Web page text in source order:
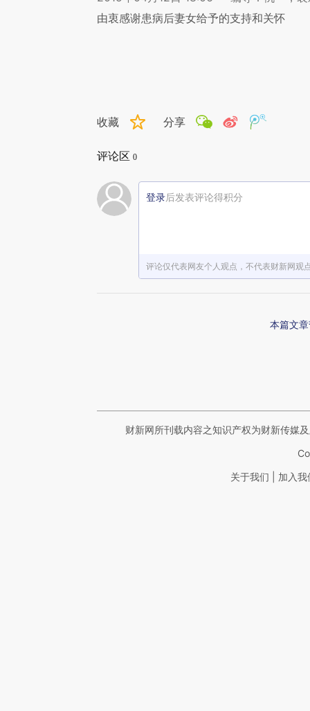
由衷感谢患病后妻女给予的支持和关怀
收藏 分享
评论区 0
登录后发表评论得积分
评论仅代表网友个人观点，不代表财新网观
本篇文
财新网所刊载内容之知识产权为财新传媒
关于我们 加入我